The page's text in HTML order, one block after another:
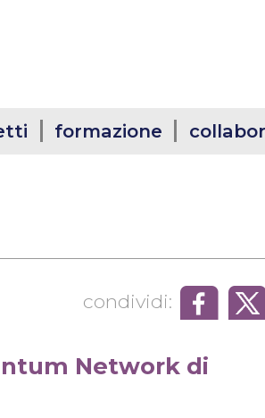
formazione
condividi:
Network di